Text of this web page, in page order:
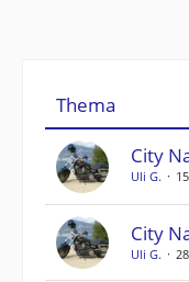
Thema
City
Uli G.
City
Uli G.